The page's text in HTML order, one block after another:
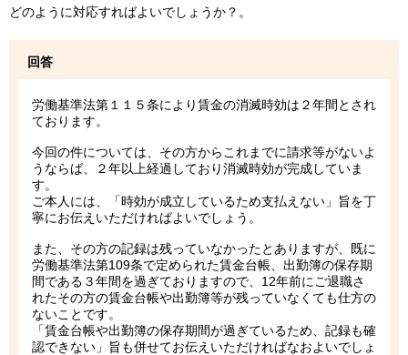
どのように対応すればよいでしょうか？。
回答
労働基準法第１１５条により賃金の消滅時効は２年間とされ
ております。
今回の件については、その方からこれまでに請求等がないよ
うならば、２年以上経過しており消滅時効が完成していま
す。
ご本人には、「時効が成立しているため支払えない」旨を丁
寧にお伝えいただければよいでしょう。
また、その方の記録は残っていなかったとありますが、既に
労働基準法第109条で定められた賃金台帳、出勤簿の保存期
間である３年間を過ぎておりますので、12年前にご退職さ
れたその方の賃金台帳や出勤簿等が残っていなくても仕方の
ないことです。
「賃金台帳や出勤簿の保存期間が過ぎているため、記録も確
認できない」旨も併せてお伝えいただければなおよいでしょ